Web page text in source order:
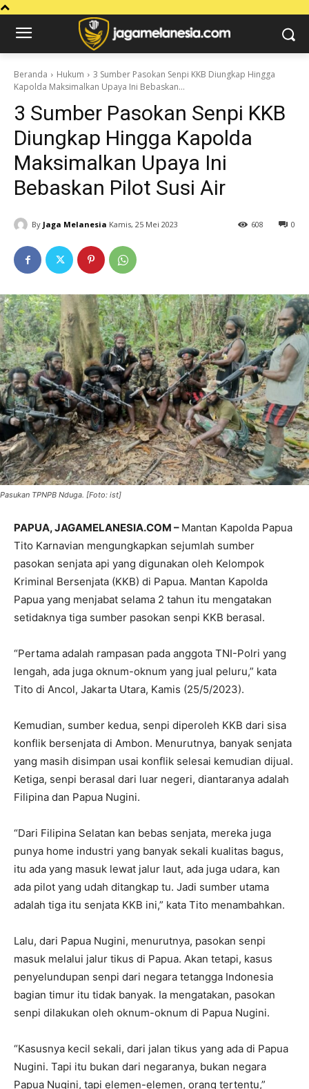
Beranda Hukum
3 Sumber Pasokan Senpi KKB Diungkap Hingga
Kapolda Maksimalkan Upaya Ini Bebaskan...
3 Sumber Pasokan Senpi KKB
Diungkap Hingga Kapolda
Maksimalkan Upaya Ini
Bebaskan Pilot Susi Air
By Jaga Melanesia Kamis, 25 Mei 2023 0
608
Pasukan TPNPB Nduga. [Foto: ist]
PAPUA, JAGAMELANESIA.COM – Mantan Kapolda Papua
Tito Karnavian mengungkapkan sejumlah sumber
pasokan senjata api yang digunakan oleh Kelompok
Kriminal Bersenjata (KKB) di Papua. Mantan Kapolda
Papua yang menjabat selama 2 tahun itu mengatakan
setidaknya tiga sumber pasokan senpi KKB berasal.
“Pertama adalah rampasan pada anggota TNI-Polri yang
lengah, ada juga oknum-oknum yang jual peluru,” kata
Tito di Ancol, Jakarta Utara, Kamis (25/5/2023).
Kemudian, sumber kedua, senpi diperoleh KKB dari sisa
konflik bersenjata di Ambon. Menurutnya, banyak senjata
yang masih disimpan usai konflik selesai kemudian dijual.
Ketiga, senpi berasal dari luar negeri, diantaranya adalah
Filipina dan Papua Nugini.
“Dari Filipina Selatan kan bebas senjata, mereka juga
punya home industri yang banyak sekali kualitas bagus,
itu ada yang masuk lewat jalur laut, ada juga udara, kan
ada pilot yang udah ditangkap tu. Jadi sumber utama
adalah tiga itu senjata KKB ini,” kata Tito menambahkan.
Lalu, dari Papua Nugini, menurutnya, pasokan senpi
masuk melalui jalur tikus di Papua. Akan tetapi, kasus
penyelundupan senpi dari negara tetangga Indonesia
bagian timur itu tidak banyak. Ia mengatakan, pasokan
senpi dilakukan oleh oknum-oknum di Papua Nugini.
“Kasusnya kecil sekali, dari jalan tikus yang ada di Papua
Nugini. Tapi itu bukan dari negaranya, bukan negara
Papua Nugini, tapi elemen-elemen, orang tertentu,”